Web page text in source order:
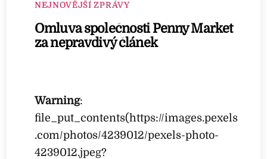
NEJNOVĚJŠÍ ZPRÁVY
Omluva společnosti Penny Market
za nepravdivý článek
Warning:
file_put_contents(https://images.pexels
.com/photos/4239012/pexels-photo-
4239012.jpeg?